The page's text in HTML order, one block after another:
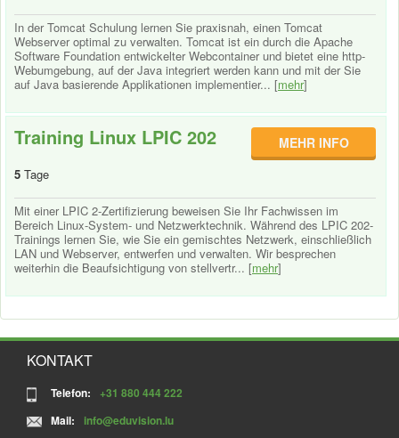
In der Tomcat Schulung lernen Sie praxisnah, einen Tomcat
Webserver optimal zu verwalten. Tomcat ist ein durch die Apache
Software Foundation entwickelter Webcontainer und bietet eine http-
Webumgebung, auf der Java integriert werden kann und mit der Sie
auf Java basierende Applikationen implementier... [mehr]
Training Linux LPIC 202
5 Tage
MEHR INFO
Mit einer LPIC 2-Zertifizierung beweisen Sie Ihr Fachwissen im
Bereich Linux-System- und Netzwerktechnik. Während des LPIC 202-
Trainings lernen Sie, wie Sie ein gemischtes Netzwerk, einschließlich
LAN und Webserver, entwerfen und verwalten. Wir besprechen
weiterhin die Beaufsichtigung von stellvertr... [mehr]
KONTAKT
Telefon:
+31 880 444 222
Mail:
info@eduvision.lu